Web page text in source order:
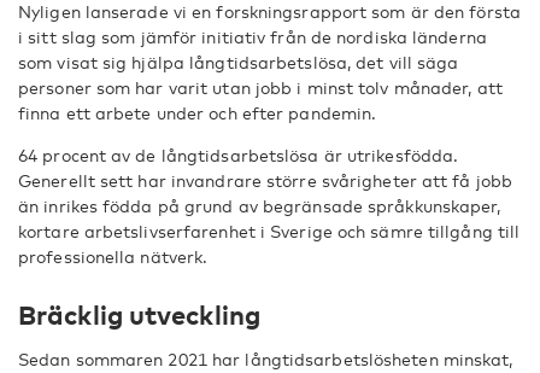
Nyligen lanserade vi en forskningsrapport som är den första
i sitt slag som jämför initiativ från de nordiska länderna
som visat sig hjälpa långtidsarbetslösa, det vill säga
personer som har varit utan jobb i minst tolv månader, att
finna ett arbete under och efter pandemin.
64 procent av de långtidsarbetslösa är utrikesfödda.
Generellt sett har invandrare större svårigheter att få jobb
än inrikes födda på grund av begränsade språkkunskaper,
kortare arbetslivserfarenhet i Sverige och sämre tillgång till
professionella nätverk.
Bräcklig utveckling
Sedan sommaren 2021 har långtidsarbetslösheten minskat,